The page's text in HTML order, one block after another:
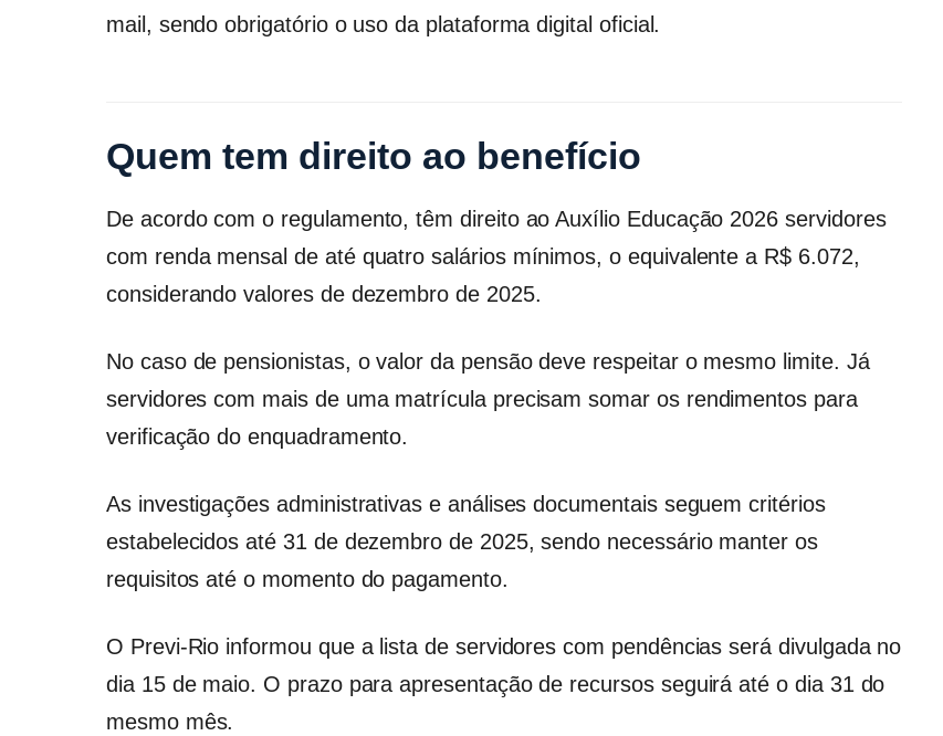
mail, sendo obrigatório o uso da plataforma digital oficial.
Quem tem direito ao benefício
De acordo com o regulamento, têm direito ao Auxílio Educação 2026 servidores
com renda mensal de até quatro salários mínimos, o equivalente a R$ 6.072,
considerando valores de dezembro de 2025.
No caso de pensionistas, o valor da pensão deve respeitar o mesmo limite. Já
servidores com mais de uma matrícula precisam somar os rendimentos para
verificação do enquadramento.
As investigações administrativas e análises documentais seguem critérios
estabelecidos até 31 de dezembro de 2025, sendo necessário manter os
requisitos até o momento do pagamento.
O Previ-Rio informou que a lista de servidores com pendências será divulgada no
dia 15 de maio. O prazo para apresentação de recursos seguirá até o dia 31 do
mesmo mês.